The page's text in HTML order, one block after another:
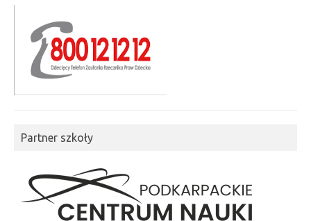
Partner szkoły